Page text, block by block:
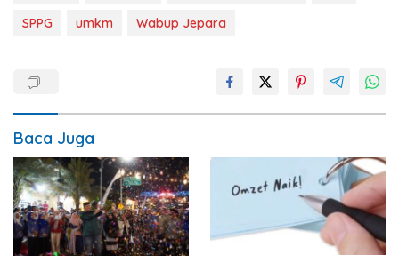
SPPG
umkm Wabup Jepara
Baca Juga